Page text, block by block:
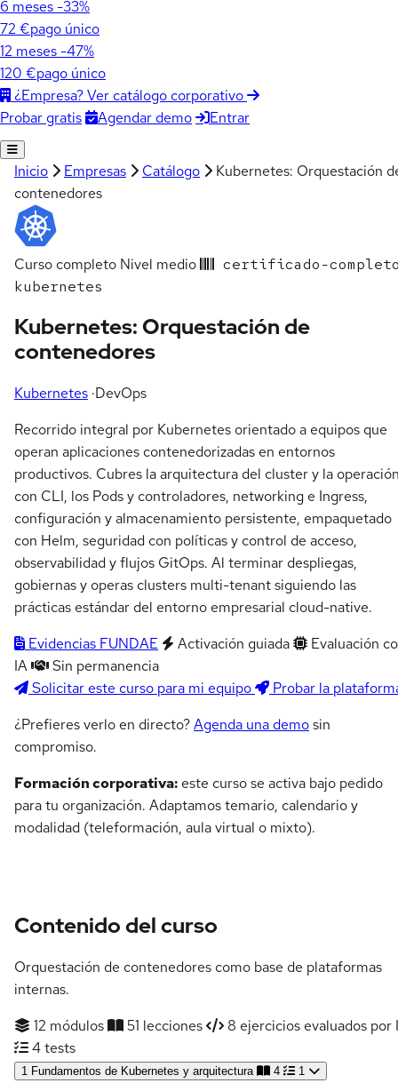
6 meses -33%
72 €pago único
12 meses -47%
120 €pago único
¿Empresa? Ver catálogo corporativo
Probar gratis
Agendar demo Entrar
Inicio Empresas Catálogo
Kubernetes: Orquestación
contenedores
Curso completo Nivel medio
certificado-
kubernetes
Kubernetes: Orquestación de
contenedores
Kubernetes ·DevOps
Recorrido integral por Kubernetes orientado a equipos que
operan aplicaciones contenedorizadas en entornos
productivos. Cubres la arquitectura del cluster y la
con CLI, los Pods y controladores, networking e Ingress,
configuración y almacenamiento persistente, empaquetado
con Helm, seguridad con políticas y control de acceso,
observabilidad y flujos GitOps. Al terminar despliegas,
gobiernas y operas clusters multi-tenant siguiendo las
prácticas estándar del entorno empresarial cloud-native.
Evidencias FUNDAE
Activación guiada
Evaluación
IA
Sin permanencia
Solicitar este curso para mi equipo
Probar la
¿Prefieres verlo en directo?Agenda una demosin
compromiso.
Formación corporativa: este curso se activa bajo pedido
para tu organización. Adaptamos temario, calendario y
modalidad (teleformación, aula virtual o mixto).
Contenido del curso
Orquestación de contenedores como base de plataformas
internas.
12 módulos
51 lecciones
8 ejercicios evaluados por
4 tests
1 Fundamentos de Kubernetes y arquitectura 4 1